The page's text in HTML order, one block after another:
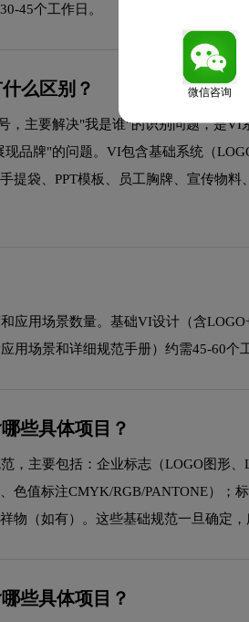
45个工作日。
么区别？
，主要解决"我是谁"的识别问题，是
品牌"的问题。VI包含基础系统（
提袋、PPT模板、员工胸牌、宣传物
应用场景数量。基础VI设计（含
用场景和详细规范手册）约需45-60个
些具体项目？
，主要包括：企业标志（LOGO图形
色值标注CMYK/RGB/PANTONE）；
物（如有）。这些基础规范一旦确定，
些具体项目？
微信咨询